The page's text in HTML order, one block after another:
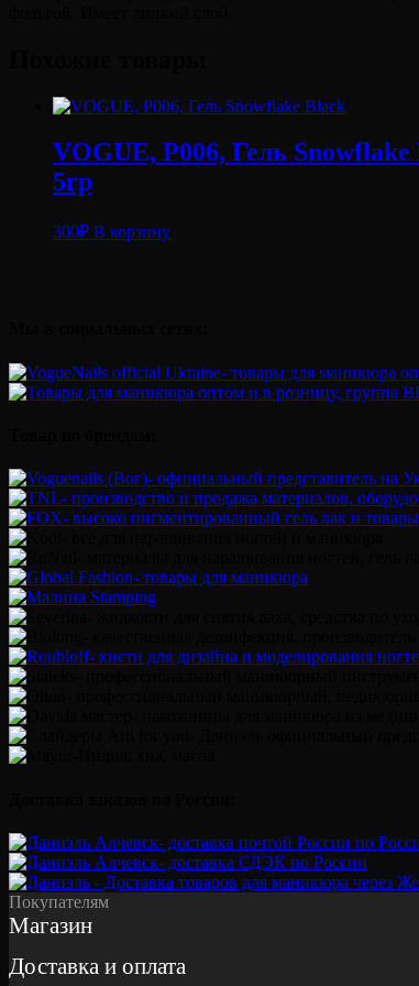
VOGUE, P006, Гель Snowflake
5гр
300₽ В корзину
Покупателям
Магазин
Доставка и оплата